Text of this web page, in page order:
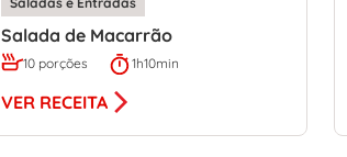
Salada de Macarrão
10 porções 1h10min
VER RECEITA